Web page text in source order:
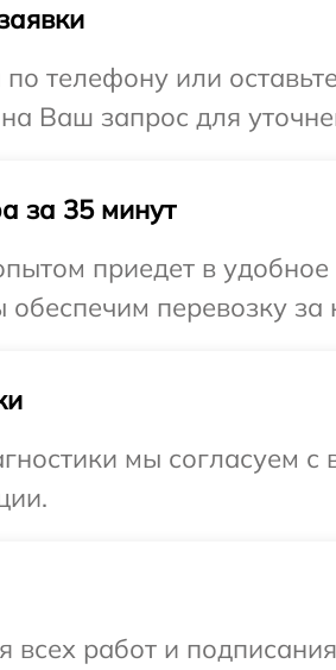
телефону или
Ваш запрос для
за 35 минут
приедет в
перевозку
мы согласуем
всех работ и